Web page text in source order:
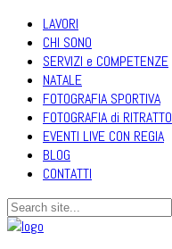
LAVORI
CHI SONO
SERVIZI e COMPETENZE
NATALE
FOTOGRAFIA SPORTIVA
FOTOGRAFIA di RITRATTO
EVENTI LIVE CON REGIA
BLOG
CONTATTI